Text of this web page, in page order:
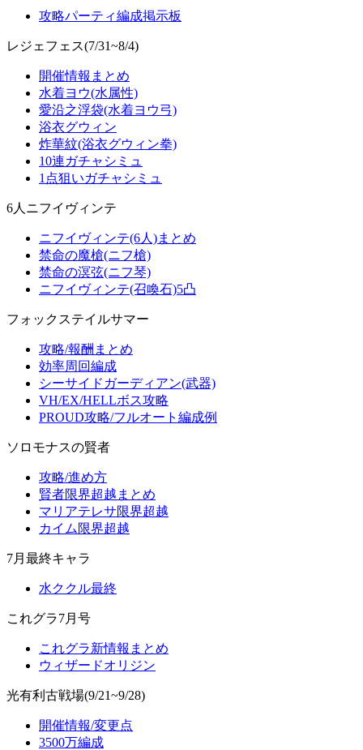
攻略パーティ編成掲示板
レジェフェス(7/31~8/4)
開催情報まとめ
水着ヨウ(水属性)
愛沿之浮袋(水着ヨウ弓)
浴衣グウィン
炸華紋(浴衣グウィン拳)
10連ガチャシミュ
1点狙いガチャシミュ
6人ニフイヴィンテ
ニフイヴィンテ(6人)まとめ
禁命の魔槍(ニフ槍)
禁命の溟弦(ニフ琴)
ニフイヴィンテ(召喚石)5凸
フォックステイルサマー
攻略/報酬まとめ
効率周回編成
シーサイドガーディアン(武器)
VH/EX/HELLボス攻略
PROUD攻略/フルオート編成例
ソロモナスの賢者
攻略/進め方
賢者限界超越まとめ
マリアテレサ限界超越
カイム限界超越
7月最終キャラ
水ククル最終
これグラ7月号
これグラ新情報まとめ
ウィザードオリジン
光有利古戦場(9/21~9/28)
開催情報/変更点
3500万編成